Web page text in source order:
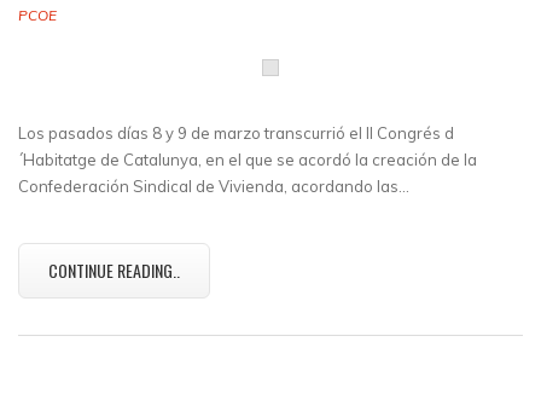
PCOE
Los pasados días 8 y 9 de marzo transcurrió el II Congrés d
´Habitatge de Catalunya, en el que se acordó la creación de la
Confederación Sindical de Vivienda, acordando las…
CONTINUE READING..